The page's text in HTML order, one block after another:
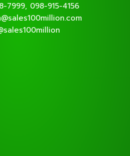
7999, 098-915-4156